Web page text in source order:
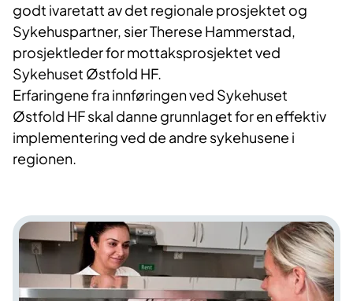
godt ivaretatt av det regionale prosjektet og
Sykehuspartner, sier Therese Hammerstad,
prosjektleder for mottaksprosjektet ved
Sykehuset Østfold HF.
Erfaringene fra innføringen ved Sykehuset
Østfold HF skal danne grunnlaget for en effektiv
implementering ved de andre sykehusene i
regionen.